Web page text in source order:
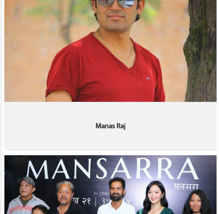
Manas Raj